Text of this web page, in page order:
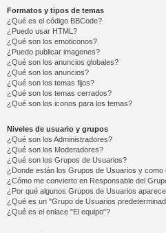
Formatos y tipos de temas
¿Qué es el código BBCode?
¿Puedo usar HTML?
¿Qué son los emoticonos?
¿Puedo publicar imagenes?
¿Qué son los anuncios globales?
¿Qué son los anuncios?
¿Qué son los temas fijos?
¿Qué son los temas cerrados?
¿Qué son los iconos para los temas?
Niveles de usuario y grupos
¿Qué son los Administradores?
¿Qué son los Moderadores?
¿Qué son los Grupos de Usuarios?
¿Donde están los Grupos de Usuarios y como
¿Cómo me convierto en Responsable del
¿Por qué algunos Grupos de Usuarios
¿Qué es un "Grupo de Usuarios
¿Qué es el enlace "El equipo"?